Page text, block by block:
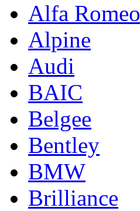
Alfa Romeo
Alpine
Audi
BAIC
Belgee
Bentley
BMW
Brilliance